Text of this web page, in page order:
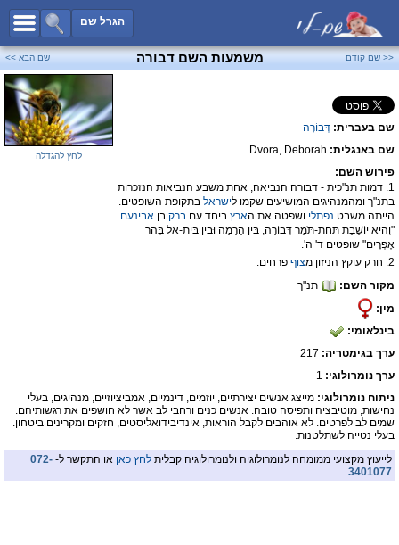
הגרל שם
כל השמות
שמות לבנים
שמות לבנות
שמות משותפים
שמות נפוצים
<< שם קודם משמעות השם דבורה שם הבא >>
שם בעברית: דְּבוֹרָה
שם באנגלית: Dvora, Deborah
פירוש השם:
1. דמות תנ"כית - דבורה הנביאה, אחת משבע הנביאות הנזכרות
בתנ"ך ומהמנהיגים המושיעים שקמו לישראל בתקופת השופטים.
הייתה משבט נפתלי ושפטה את הארץ ביחד עם ברק בן אבינעם.
"וְהִיא יוֹשֶׁבֶת תַּחַת-תֹּמֶר דְּבוֹרָה, בֵּין הָרָמָה וּבֵין בֵּית-אֵל בְּהַר
אֶפְרָיִם" שופטים ד' ה'.
2. חרק עוקץ הניזון מ
צוף פרחים.
מקור השם:
תנ"ך
מין:
בינלאומי:
ערך בגימטריה:
ערך נומרולוגי: 1
לחץ להגדלה
ניתוח נומרולוגי: מייצג אנשים יצירתיים, יוזמים, דינמיים, אמביציוזיים, מנהיגים, בעלי
נחישות, מוטיבציה ותפיסה טובה. אנשים כנים ורחבי לב אשר לא חושפים את רגשותיהם.
שמים לב לפרטים. לא אוהבים לקבל הוראות, אינדיבידואליסטים, חזקים ומקרינים ביטחון.
בעלי נטייה לשתלטנות.
לייעוץ מקצועי ממומחה לנומרולוגיה ולנומרולוגיה קבלית לחץ כאן או התקשר ל- 072-
3401077
.